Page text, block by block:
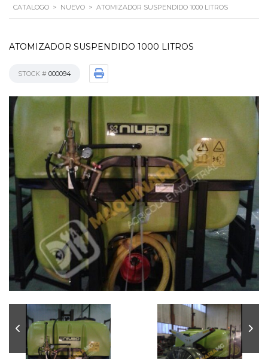
CATALOGO > NUEVO > ATOMIZADOR SUSPENDIDO 1000 LITROS
ATOMIZADOR SUSPENDIDO 1000 LITROS
STOCK # 000094